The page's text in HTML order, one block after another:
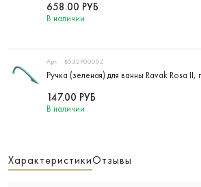
В наличии
658.00 РУБ
Ручка (зеленая) для ванны Ravak Rosa II,
Арт: B532P0000Z
В наличии
147.00 РУБ
ХарактеристикиОтзывы